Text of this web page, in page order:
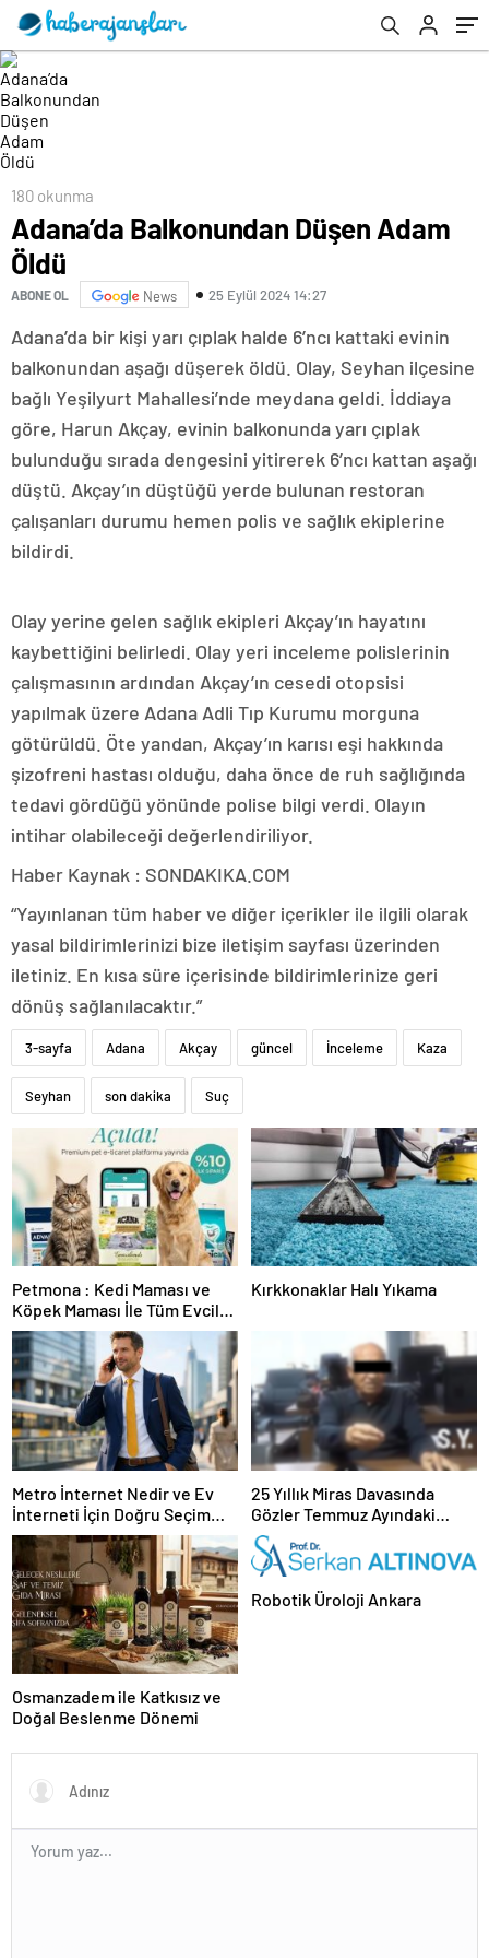
180 okunma
Adana’da Balkonundan Düşen Adam
Öldü
ABONE OL News 25 Eylül 2024 14:27
Adana’da bir kişi yarı çıplak halde 6’ncı kattaki evinin
balkonundan aşağı düşerek öldü. Olay, Seyhan ilçesine
bağlı Yeşilyurt Mahallesi’nde meydana geldi. İddiaya
göre, Harun Akçay, evinin balkonunda yarı çıplak
bulunduğu sırada dengesini yitirerek 6’ncı kattan aşağı
düştü. Akçay’ın düştüğü yerde bulunan restoran
çalışanları durumu hemen polis ve sağlık ekiplerine
bildirdi.
Olay yerine gelen sağlık ekipleri Akçay’ın hayatını
kaybettiğini belirledi. Olay yeri inceleme polislerinin
çalışmasının ardından Akçay’ın cesedi otopsisi
yapılmak üzere Adana Adli Tıp Kurumu morguna
götürüldü. Öte yandan, Akçay’ın karısı eşi hakkında
şizofreni hastası olduğu, daha önce de ruh sağlığında
tedavi gördüğü yönünde polise bilgi verdi. Olayın
intihar olabileceği değerlendiriliyor.
Haber Kaynak : SONDAKIKA.COM
“Yayınlanan tüm haber ve diğer içerikler ile ilgili olarak
yasal bildirimlerinizi bize iletişim sayfası üzerinden
iletiniz. En kısa süre içerisinde bildirimlerinize geri
dönüş sağlanılacaktır.”
3-sayfa Adana Akçay güncel İnceleme Kaza
Seyhan son dakika Suç
Petmona : Kedi Maması ve
Köpek Maması İle Tüm Evcil
Hayvan Ürünleri
Kırkkonaklar Halı Yıkama
Metro İnternet Nedir ve Ev
İnterneti İçin Doğru Seçim
Nasıl Yapılır
25 Yıllık Miras Davasında
Gözler Temmuz Ayındaki
Karar Duruşmasına Çevrildi
Osmanzadem ile Katkısız ve
Doğal Beslenme Dönemi
Robotik Üroloji Ankara